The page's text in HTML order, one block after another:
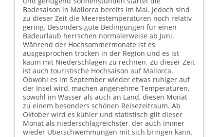
Badesaison in Mallorca bereits im Mai. Jedoch sind
zu dieser Zeit die Meerestemperaturen noch relativ
gering. Besonders gute Bedingungen für einen
Badeurlaub herrschen normalerweise ab Juni.
Während der Hochsommermonate ist es
ausgesprochen trocken in der Region und es ist
kaum mit Niederschlägen zu rechnen. Zu dieser Zeit
ist auch touristische Hochsaison auf Mallorca.
Obwohl es im September wieder etwas ruhiger auf
der Insel wird, machen angenehme Temperaturen,
sowohl im Wasser als auch an Land, diesen Monat
zu einem besonders schönen Reisezeitraum. Ab
Oktober wird es kühler und statistisch gilt dieser
Monat als niederschlagreichster, der auch immer
wieder Überschwemmungen mit sich bringen kann.